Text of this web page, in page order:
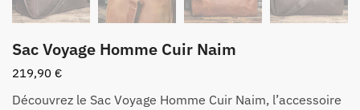
Sac Voyage Homme Cuir Naim
219,90 €
Découvrez le Sac Voyage Homme Cuir Naim, l’accessoire